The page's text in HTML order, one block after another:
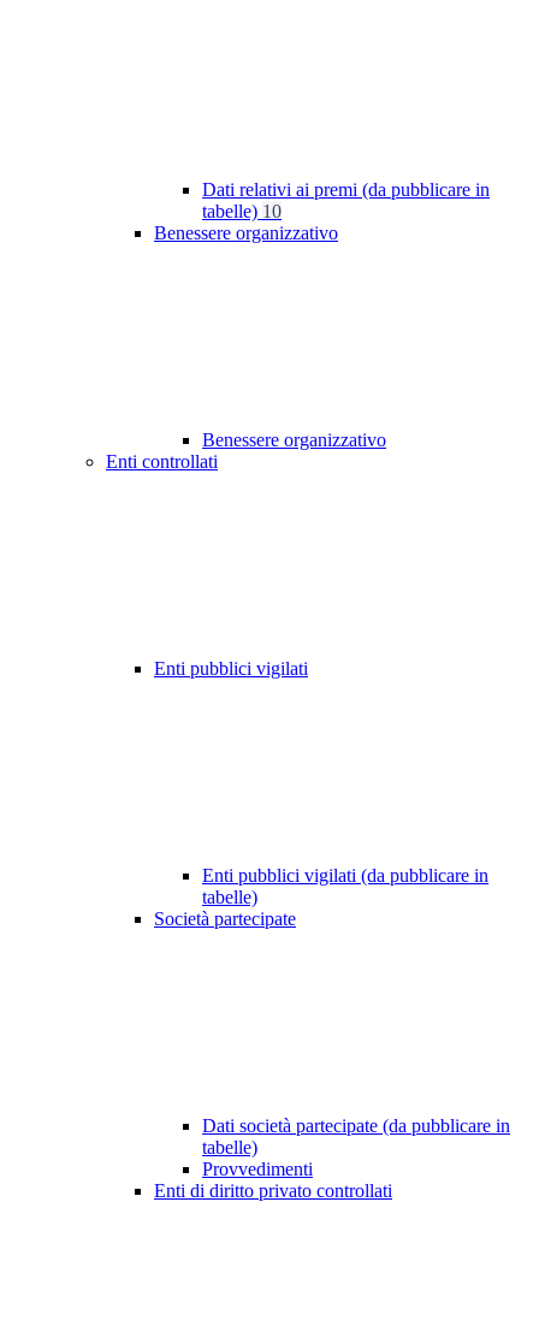
Dati relativi ai premi (da pubblicare in
tabelle) 10
Benessere organizzativo
Benessere organizzativo
Enti controllati
Enti pubblici vigilati
Enti pubblici vigilati (da pubblicare in
tabelle)
Società partecipate
Dati società partecipate (da pubblicare in
tabelle)
Provvedimenti
Enti di diritto privato controllati